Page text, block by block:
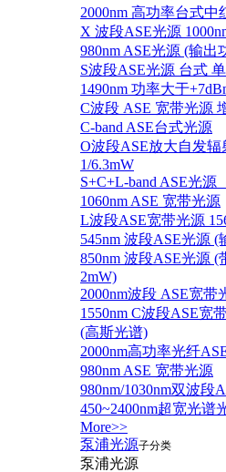
2000nm 高功率台式中
X 波段ASE光源
980nm ASE光源 (输出
S波段ASE光源 台式
1490nm 功率大于
C波段 ASE 宽带光源
C-band ASE台式光源
O波段ASE放大自发辐
1/6.3mW
S+C+L-band ASE光源
1060nm ASE 宽带光源
L波段ASE宽带光源
545nm 波段ASE光源 (
850nm 波段ASE光源
2mW)
2000nm波段 ASE宽带
1550nm C波段ASE宽
(高斯光谱)
2000nm高功率光纤
980nm ASE 宽带光源
980nm/1030nm双波段
450~2400nm超宽光谱
More>>
泵浦光源子分类
泵浦光源